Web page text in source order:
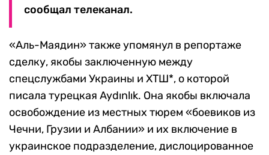
сообщал телеканал.
«Аль-Маядин» также упомянул в репортаже
сделку, якобы заключенную между
спецслужбами Украины и ХТШ*, о которой
писала турецкая Aydınlık. Она якобы включала
освобождение из местных тюрем «боевиков из
Чечни, Грузии и Албании» и их включение в
украинское подразделение, дислоцированное